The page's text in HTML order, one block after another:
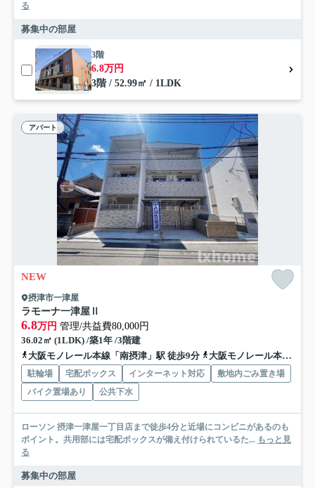
る
募集中の部屋
3階
6.8万円
3階 / 52.99㎡ / 1LDK
アパート
NEW
摂津市一津屋
ラモーナ一津屋Ⅱ
6.8万円 管理/共益費80,000円
36.02㎡ (1LDK) /築1年 /3階建
大阪モノレール本線「南摂津」駅 徒歩9分
大阪モノレール本線「摂津」駅 徒歩31分
駐輪場 宅配ボックス インターネット対応
敷地内ごみ置き場
バイク置場あり
公共下水
ローソン 摂津一津屋一丁目店まで徒歩4分と近場にコンビニがあるのも
ポイント。共用部には宅配ボックスが備え付けられているた... もっと見
る
募集中の部屋